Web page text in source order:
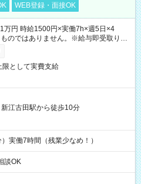
WEB登録・面接OK
円 時給1500円×実働7h×週5日×4
のではありません。※給与即受取りサ
）
限として実費支給
新江古田駅から徒歩10分
実働7時間（残業少なめ！）
OK